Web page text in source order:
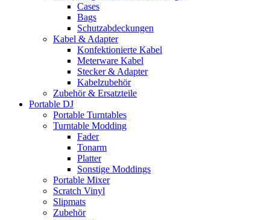
Cases
Bags
Schutzabdeckungen
Kabel & Adapter
Konfektionierte Kabel
Meterware Kabel
Stecker & Adapter
Kabelzubehör
Zubehör & Ersatzteile
Portable DJ
Portable Turntables
Turntable Modding
Fader
Tonarm
Platter
Sonstige Moddings
Portable Mixer
Scratch Vinyl
Slipmats
Zubehör